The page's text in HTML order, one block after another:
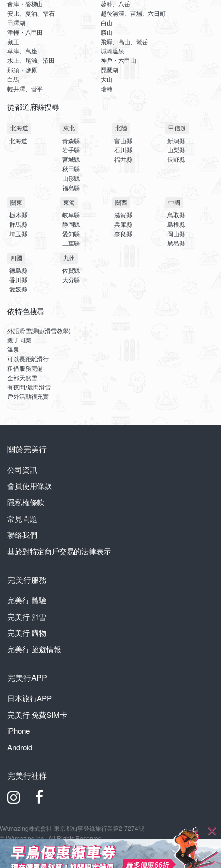
會津・磐梯山
安比、夏油、雫石
田澤湖
津輕・八甲田
藏王
草津、萬座
水上、尾瀨、沼田
那須・鹽原
白馬
輕井澤、菅平
蓼科、八岳
越後湯澤、苗場、六日町
白山
勝山
飛驒、高山、鷲岳
城崎溫泉
神戶・六甲山
琵琶湖
大山
瑞穗
從都道府縣搜尋
北海道
北海道
東北
青森縣
岩手縣
宮城縣
秋田縣
山形縣
福島縣
北陸
富山縣
石川縣
福井縣
甲信越
新潟縣
山梨縣
長野縣
關東
栃木縣
群馬縣
埼玉縣
東海
岐阜縣
静岡縣
愛知縣
三重縣
關西
滋賀縣
兵庫縣
奈良縣
中國
鳥取縣
島根縣
岡山縣
廣島縣
四國
德島縣
香川縣
愛媛縣
九州
佐賀縣
大分縣
依特色搜尋
外語滑雪課程(滑雪教學)
親子同樂
溫泉
可以長距離滑行
租借服務完備
全部天然雪
有夜間/晨間滑雪
戶外活動很充實
關於完美行
公司資訊
會員使用條款
隱私權條款
常見問題
聯絡我們
基於對特定商戶交易的法律表示
完美行服務
完美行體驗
完美行滑雪
完美行購物
完美行旅遊情報
完美行APP
日本旅行APP
完美行免費SIM卡
iPhone
Android
完美行社群
WAmazing株式會社 東京都知事登錄旅行業第2-7274號
© WAmazing inc., All Rights Reserved.